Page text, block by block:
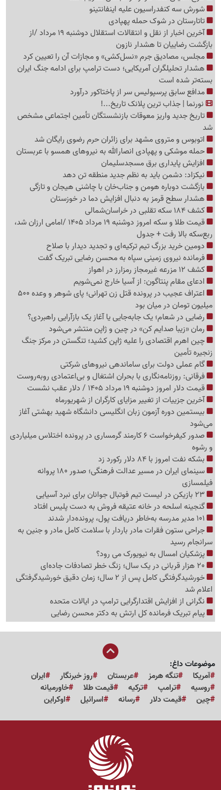
شورش سه کنفدراسیون علیه اینفانتینو
تاتارستان در شوک حمله پهپادی
آخرین اخبار از نقل‌ و انتقالات استقلال دوشنبه 19 مرداد /از
بازگشت رضاییان تا هشدار نازون
مجلس، مصادیق جرم «نسل‌کشی» و مجازات آن را تعیین کرد
هشدار تحلیلگران آمریکایی؛ دست ترامپ برای ادامه جنگ ایران
بسته‌تر شده است
مدافع سابق پرسپولیس سر از پاختاکور درآورد
نورنما | جذاب ترین پلانک تاریخ...!
تاریخ جدید واریز معوقات بازنشستگان تأمین اجتماعی مشخص
شد
اتوبوس و متروی مشهد برای زائران حرم رضوی رایگان شد
حمله موشکی و پهپادی انصارالله به نیروهای همسو با عربستان
افزایش پایداری برق مسجدسلیمان
نیکزاد: دشمن باید به نظم جدید منطقه تن دهد
بازگشت دوباره هومن و جناب‌خان با چاشنی هیجان و تازگی
هشدار سطح قرمز به دنبال افزایش دما در خوزستان
کشف 184 سکه تقلبی در خراسان‌شمالی
قیمت طلا و سکه امروز دوشنبه 19 مرداد 1405 /امامی ارزان شد،
ربع‌سکه بالا رفت + جدول
دومین خرید بزرگ تیم ترکیه‌ای و تجدید دیدار با صلاح
فرمانده نیروی زمینی سپاه به محسن رضایی تبریک گفت
کشف 12 مزرعه غیرمجاز رمزارز در اهواز
ادعای مقام پنتاگون: از آسیا خارج نمی‌شویم
اعتراف عجیب در پرونده قتل زن تهرانی؛ پای شوهر و وعده 500
میلیون تومان در میان بود
رضایی در شعام؛ یک جابه‌جایی یا آغاز یک بازآرایی راهبردی؟
رمان «زیبا صدایم کن» در چین و ژاپن منتشر می‌شود
چین اهرم اقتصادی را علیه ژاپن کشید؛ تنگستن در مرکز جنگ
زنجیره تأمین
گام عملی دولت برای ساماندهی نیروهای شرکتی
فرقانی: روزنامه‌نگاری با بحران اشتغال و بی‌اعتمادی روبه‌روست
قیمت دلار امروز دوشنبه 19 مرداد 1405 / دلار عقب نشست
آخرین جزییات از تغییر مزایای کارگران از شهریورماه
بیستمین دوره آزمون زبان انگلیسی دانشگاه شهید بهشتی آغاز
می‌شود
صدور کیفرخواست 6 کارمند گرمساری در پرونده اختلاس میلیاردی
و رشوه
بشکه نفت امروز با 84 دلار رکورد زد
سینمای ایران در مسیر عدالت فرهنگی؛ صدور 180 پروانه
فیلمسازی
گنجینه اسلحه در خانه عتیقه فروش به دست پلیس افتاد
جراحی ستون فقرات مادر باردار با سلامت کامل مادر و جنین به
سرانجام رسید
پزشکیان امسال به نیویورک می رود؟
خورشیدگرفتگی کامل پس از 2 سال؛ زمان دقیق خورشیدگرفتگی
اعلام شد
نگرانی از افزایش اقتدارگرایی ترامپ در ایالات متحده
پیام تبریک فرمانده کل ارتش به دکتر محسن رضایی
موضوعات داغ:
آمریکا
تنگه هرمز عربستان روز خبرنگار
ایران
روسیه
ترامپ ترکیه قیمت طلا
خاورمیانه
چین
قیمت دلار رسانه اسرائیل اوکراین